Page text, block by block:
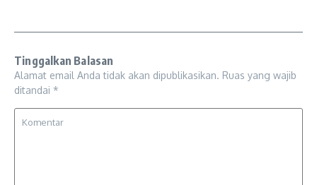
Tinggalkan Balasan
Alamat email Anda tidak akan dipublikasikan. Ruas yang wajib
ditandai *